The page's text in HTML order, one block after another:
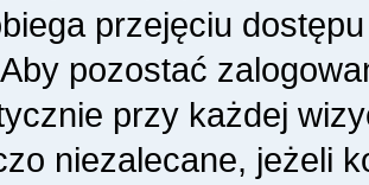
przejęciu
pozostać
przy każdej
niezalecane, jeżeli